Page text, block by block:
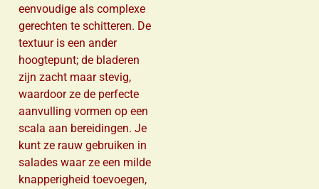
eenvoudige als complexe
gerechten te schitteren. De
textuur is een ander
hoogtepunt; de bladeren
zijn zacht maar stevig,
waardoor ze de perfecte
aanvulling vormen op een
scala aan bereidingen. Je
kunt ze rauw gebruiken in
salades waar ze een milde
knapperigheid toevoegen,